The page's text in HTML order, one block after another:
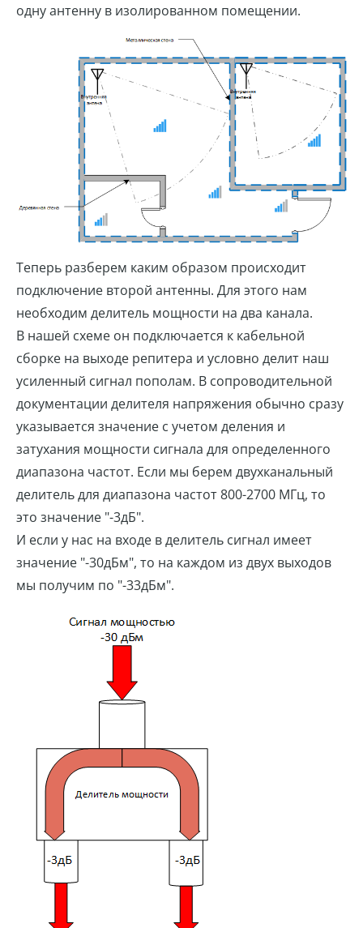
одну антенну в изолированном помещении.
Теперь разберем каким образом происходит
подключение второй антенны. Для этого нам
необходим делитель мощности на два канала.
В нашей схеме он подключается к кабельной
сборке на выходе репитера и условно делит наш
усиленный сигнал пополам. В сопроводительной
документации делителя напряжения обычно сразу
указывается значение с учетом деления и
затухания мощности сигнала для определенного
диапазона частот. Если мы берем двухканальный
делитель для диапазона частот 800-2700 МГц, то
это значение "-3дБ".
И если у нас на входе в делитель сигнал имеет
значение "-30дБм", то на каждом из двух выходов
мы получим по "-33дБм".